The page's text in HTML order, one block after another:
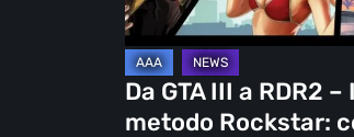
metodo
Rockstar:
come
gestione
Da GTA III a RDR2 –
metodo Rockstar: